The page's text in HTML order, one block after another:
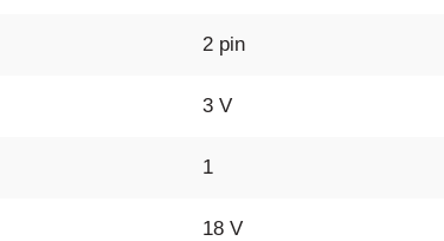
2 pin
3 V
1
18 V